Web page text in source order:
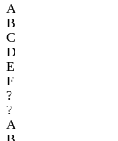
A
B
C
D
E
F
?
?
A